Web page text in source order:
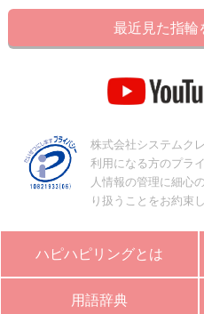
最近見た指輪
株式会社システムク
利用になる方のプラ
人情報の管理に細心
り扱うことをお約束し
ハピハピリングとは
用語辞典